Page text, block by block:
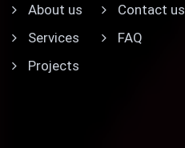
About us
Services
Projects
Contact us
FAQ